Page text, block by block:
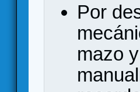
Por
mazo